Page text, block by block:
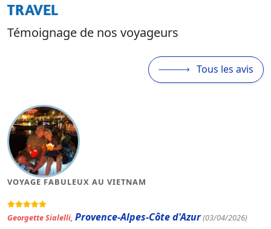
TRAVEL
Témoignage de nos voyageurs
Tous les avis
MAGNIFIQUE VOYAGE AU VIETNAM
Patrick Varinard, Occitanie(19/03/2026)